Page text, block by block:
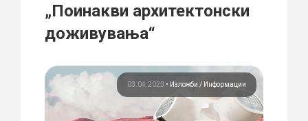
„Поинакви архитектонски
доживувања“
03.04.2023 • Изложби Информации